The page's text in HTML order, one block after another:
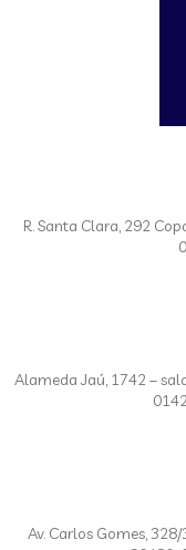
R. Santa Clara, 292
Alameda Jaú, 1742 –
Av. Carlos Gomes,